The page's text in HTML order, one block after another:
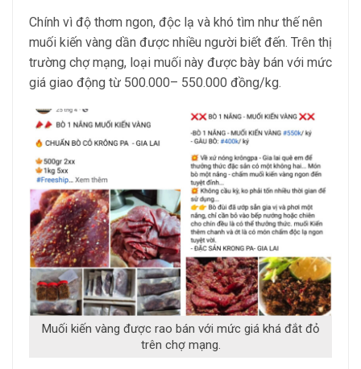
Chính vì độ thơm ngon, độc lạ và khó tìm như thế nên
muối kiến vàng dần được nhiều người biết đến. Trên thị
trường chợ mạng, loại muối này được bày bán với mức
giá giao động từ 500.000– 550.000 đồng/kg.
Muối kiến vàng được rao bán với mức giá khá đắt đỏ
trên chợ mạng.